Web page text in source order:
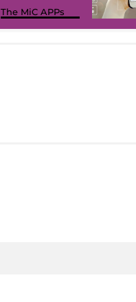
The MiC APPs